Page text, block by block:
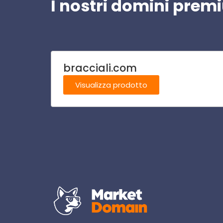
I nostri domini
bracciali.com
Visualizza prodotto